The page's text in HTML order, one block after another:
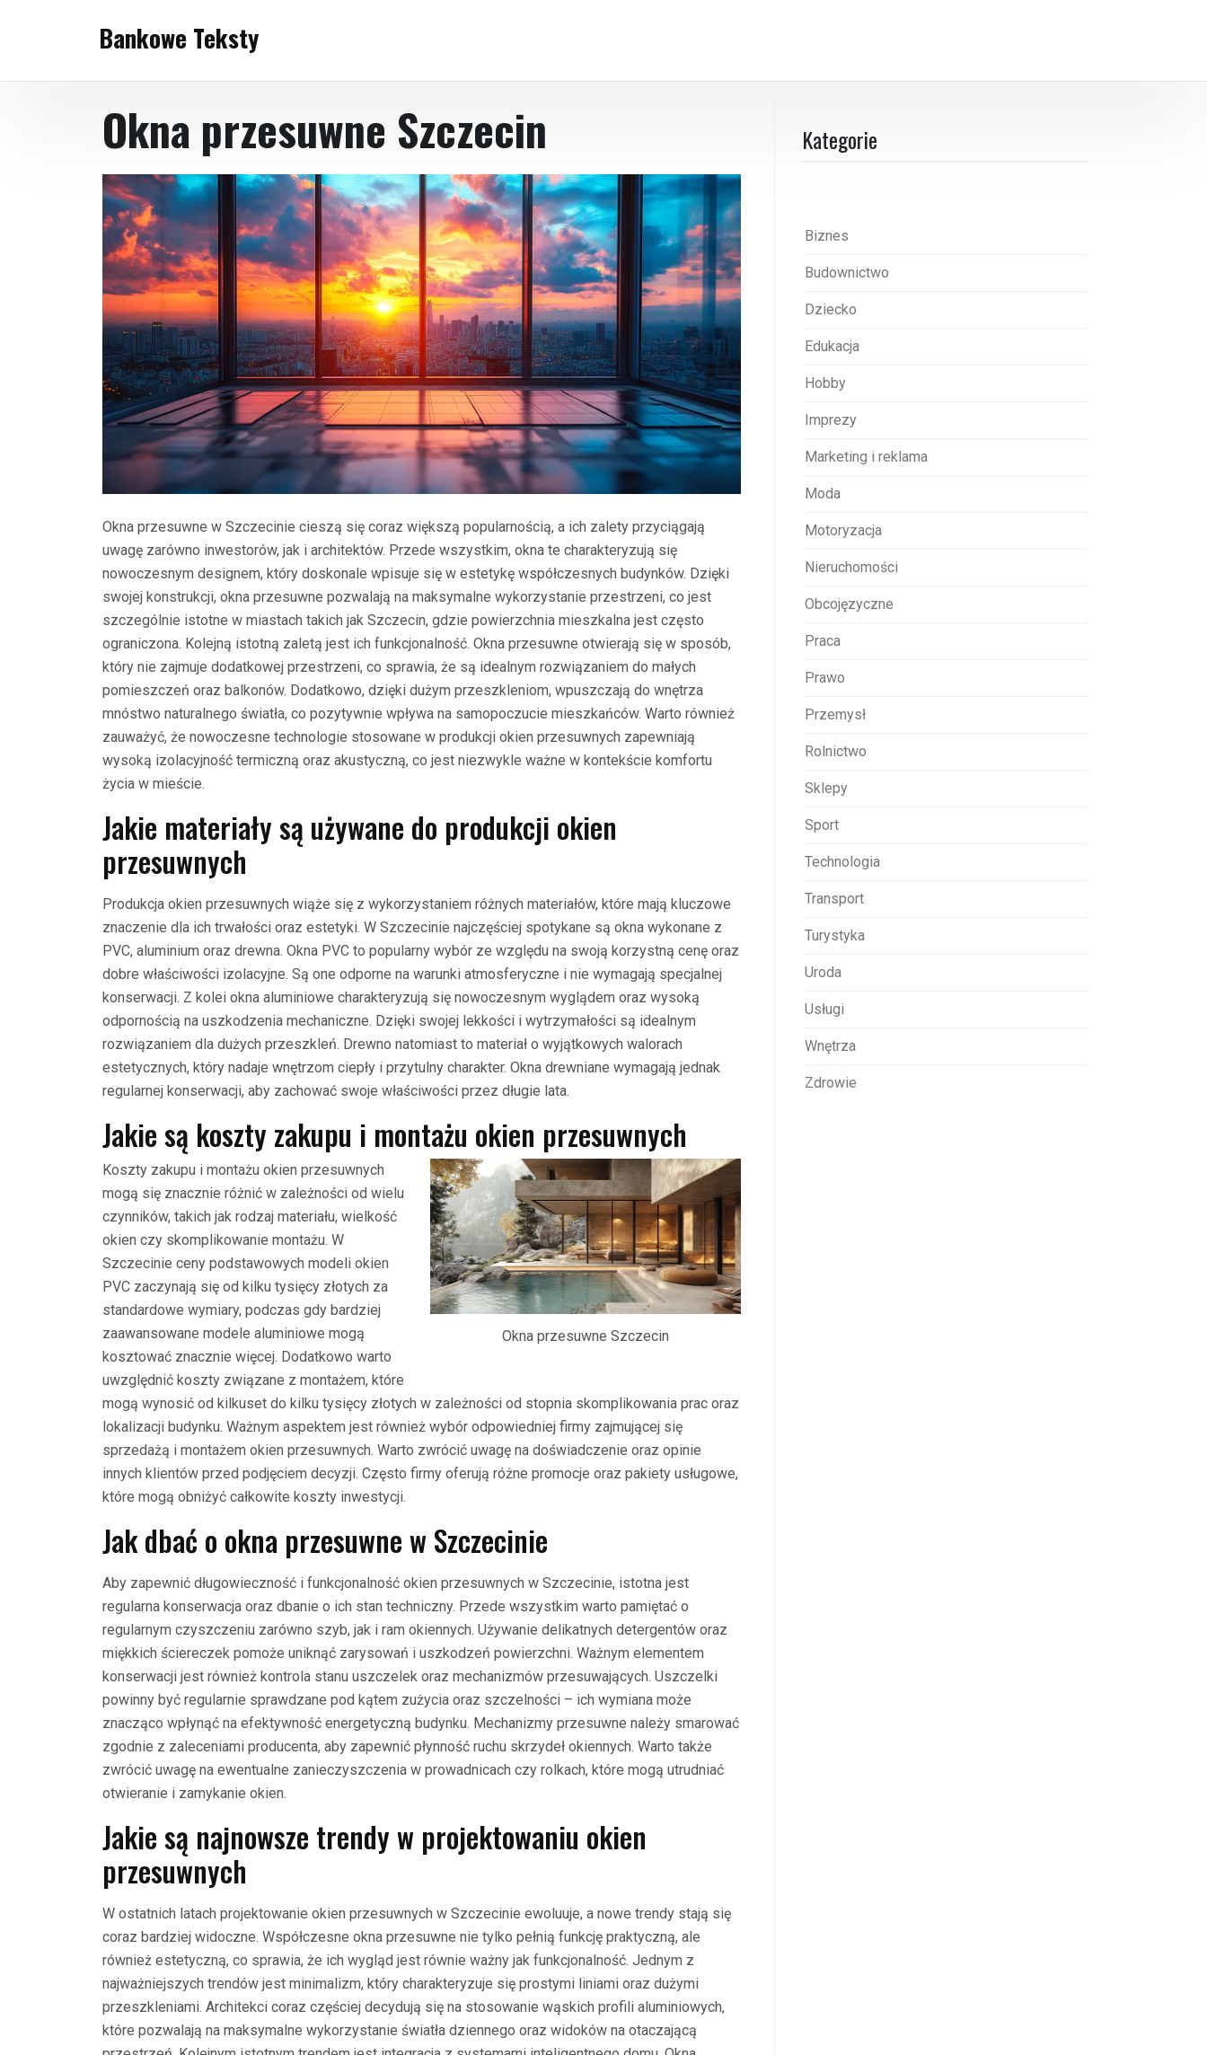
Bankowe Teksty
Okna przesuwne Szczecin
Okna przesuwne w Szczecinie cieszą się coraz większą popularnością, a ich zalety przyciągają
uwagę zarówno inwestorów, jak i architektów. Przede wszystkim, okna te charakteryzują się
nowoczesnym designem, który doskonale wpisuje się w estetykę współczesnych budynków. Dzięki
swojej konstrukcji, okna przesuwne pozwalają na maksymalne wykorzystanie przestrzeni, co jest
szczególnie istotne w miastach takich jak Szczecin, gdzie powierzchnia mieszkalna jest często
ograniczona. Kolejną istotną zaletą jest ich funkcjonalność. Okna przesuwne otwierają się w sposób,
który nie zajmuje dodatkowej przestrzeni, co sprawia, że są idealnym rozwiązaniem do małych
pomieszczeń oraz balkonów. Dodatkowo, dzięki dużym przeszkleniom, wpuszczają do wnętrza
mnóstwo naturalnego światła, co pozytywnie wpływa na samopoczucie mieszkańców. Warto również
zauważyć, że nowoczesne technologie stosowane w produkcji okien przesuwnych zapewniają
wysoką izolacyjność termiczną oraz akustyczną, co jest niezwykle ważne w kontekście komfortu
życia w mieście.
Jakie materiały są używane do produkcji okien
przesuwnych
Produkcja okien przesuwnych wiąże się z wykorzystaniem różnych materiałów, które mają kluczowe
znaczenie dla ich trwałości oraz estetyki. W Szczecinie najczęściej spotykane są okna wykonane z
PVC, aluminium oraz drewna. Okna PVC to popularny wybór ze względu na swoją korzystną cenę oraz
dobre właściwości izolacyjne. Są one odporne na warunki atmosferyczne i nie wymagają specjalnej
konserwacji. Z kolei okna aluminiowe charakteryzują się nowoczesnym wyglądem oraz wysoką
odpornością na uszkodzenia mechaniczne. Dzięki swojej lekkości i wytrzymałości są idealnym
rozwiązaniem dla dużych przeszkleń. Drewno natomiast to materiał o wyjątkowych walorach
estetycznych, który nadaje wnętrzom ciepły i przytulny charakter. Okna drewniane wymagają jednak
regularnej konserwacji, aby zachować swoje właściwości przez długie lata.
Jakie są koszty zakupu i montażu okien przesuwnych
Okna przesuwne Szczecin
Koszty zakupu i montażu okien przesuwnych
mogą się znacznie różnić w zależności od wielu
czynników, takich jak rodzaj materiału, wielkość
okien czy skomplikowanie montażu. W
Szczecinie ceny podstawowych modeli okien
PVC zaczynają się od kilku tysięcy złotych za
standardowe wymiary, podczas gdy bardziej
zaawansowane modele aluminiowe mogą
kosztować znacznie więcej. Dodatkowo warto
uwzględnić koszty związane z montażem, które
mogą wynosić od kilkuset do kilku tysięcy złotych w zależności od stopnia skomplikowania prac oraz
lokalizacji budynku. Ważnym aspektem jest również wybór odpowiedniej firmy zajmującej się
sprzedażą i montażem okien przesuwnych. Warto zwrócić uwagę na doświadczenie oraz opinie
innych klientów przed podjęciem decyzji. Często firmy oferują różne promocje oraz pakiety usługowe,
które mogą obniżyć całkowite koszty inwestycji.
Jak dbać o okna przesuwne w Szczecinie
Aby zapewnić długowieczność i funkcjonalność okien przesuwnych w Szczecinie, istotna jest
regularna konserwacja oraz dbanie o ich stan techniczny. Przede wszystkim warto pamiętać o
regularnym czyszczeniu zarówno szyb, jak i ram okiennych. Używanie delikatnych detergentów oraz
miękkich ściereczek pomoże uniknąć zarysowań i uszkodzeń powierzchni. Ważnym elementem
konserwacji jest również kontrola stanu uszczelek oraz mechanizmów przesuwających. Uszczelki
powinny być regularnie sprawdzane pod kątem zużycia oraz szczelności – ich wymiana może
znacząco wpłynąć na efektywność energetyczną budynku. Mechanizmy przesuwne należy smarować
zgodnie z zaleceniami producenta, aby zapewnić płynność ruchu skrzydeł okiennych. Warto także
zwrócić uwagę na ewentualne zanieczyszczenia w prowadnicach czy rolkach, które mogą utrudniać
otwieranie i zamykanie okien.
Jakie są najnowsze trendy w projektowaniu okien
przesuwnych
W ostatnich latach projektowanie okien przesuwnych w Szczecinie ewoluuje, a nowe trendy stają się
coraz bardziej widoczne. Współczesne okna przesuwne nie tylko pełnią funkcję praktyczną, ale
również estetyczną, co sprawia, że ich wygląd jest równie ważny jak funkcjonalność. Jednym z
najważniejszych trendów jest minimalizm, który charakteryzuje się prostymi liniami oraz dużymi
przeszkleniami. Architekci coraz częściej decydują się na stosowanie wąskich profili aluminiowych,
które pozwalają na maksymalne wykorzystanie światła dziennego oraz widoków na otaczającą
Kategorie
Biznes
Budownictwo
Dziecko
Edukacja
Hobby
Imprezy
Marketing i reklama
Moda
Motoryzacja
Nieruchomości
Obcojęzyczne
Praca
Prawo
Przemysł
Rolnictwo
Sklepy
Sport
Technologia
Transport
Turystyka
Uroda
Usługi
Wnętrza
Zdrowie